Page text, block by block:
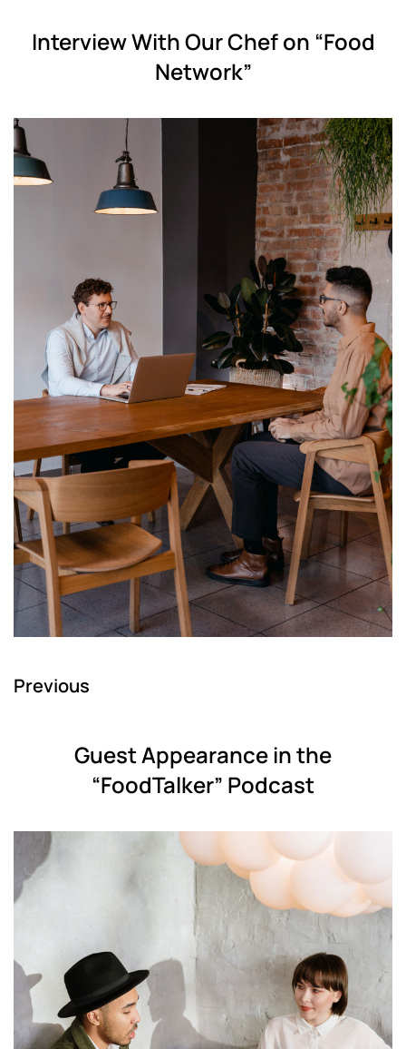
Interview With Our Chef on “Food
Network”
Previous
Guest Appearance in the
“FoodTalker” Podcast